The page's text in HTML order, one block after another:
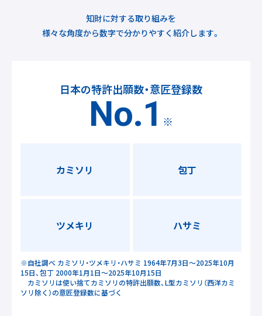
知財に対する取り組みを
様々な角度から数字で分かりやすく紹介します。
日本の特許出願数・意匠登録数
No.1 ※
カミソリ 包丁
ツメキリ ハサミ
※自社調べ カミソリ・ツメキリ・ハサミ 1964年7月3日～2025年10月
15日、包丁 2000年1月1日～2025年10月15日
カミソリは使い捨てカミソリの特許出願数、L型カミソリ（西洋カミ
ソリ除く）の意匠登録数に基づく